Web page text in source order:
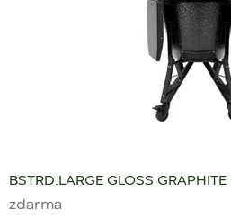
BSTRD.LARGE GLOSS GRAPHITE
zdarma